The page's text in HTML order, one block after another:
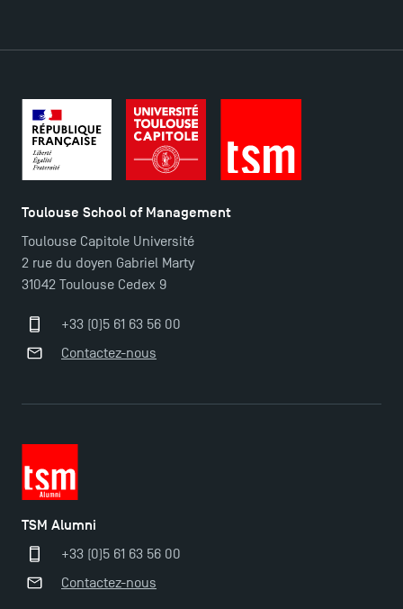
Ouverture des candidatures pour le Doctoral
2025 !
2025
Trouvez votre Master pour l’année 2024-2025
Candidatez en Licence 2 et Licence 3 pour l’année
2024-2025 à TSM !
Toulouse School of Management
Toulouse Capitole Université
2 rue du doyen Gabriel Marty
31042 Toulouse Cedex 9
+33 (0)5 61 63 56 00
Contactez-nous
TSM Alumni
+33 (0)5 61 63 56 00
Contactez-nous